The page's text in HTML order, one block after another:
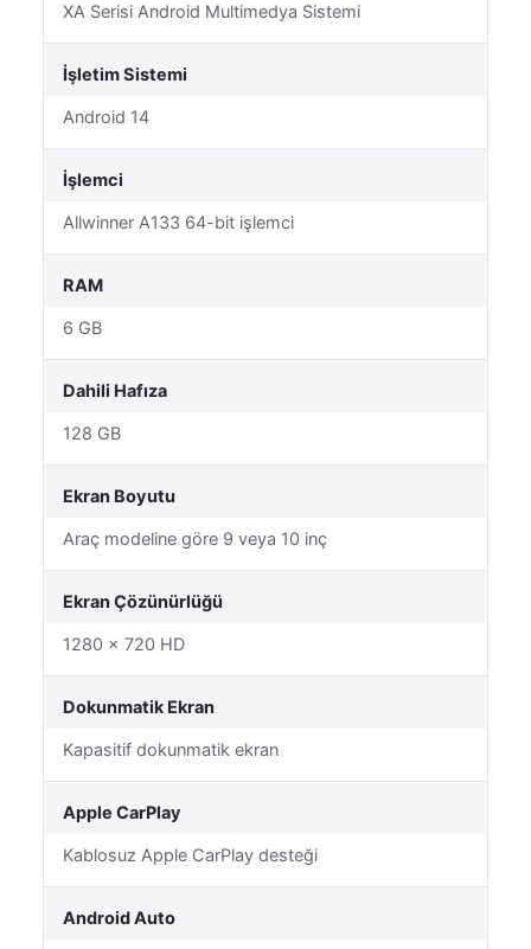
XA Serisi Android Multimedya Sistemi
İşletim Sistemi
Android 14
İşlemci
Allwinner A133 64-bit işlemci
RAM
6 GB
Dahili Hafıza
128 GB
Ekran Boyutu
Araç modeline göre 9 veya 10 inç
Ekran Çözünürlüğü
1280 × 720 HD
Dokunmatik Ekran
Kapasitif dokunmatik ekran
Apple CarPlay
Kablosuz Apple CarPlay desteği
Android Auto